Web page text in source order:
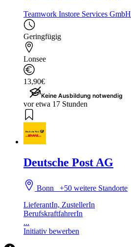
Teamwork Instore Services GmbH
Geringfügig
Lonsee
13,90€
Keine Ausbildung notwendig
vor etwa 17 Stunden
Deutsche Post AG
Bonn+50 weitere Standorte
LieferantIn, ZustellerIn
BerufskraftfahrerIn
...
Initiativ bewerben